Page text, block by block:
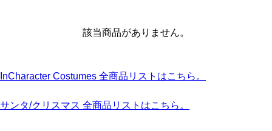
該当商品がありません。
InCharacter Costumes 全商品リストはこちら。
サンタ/クリスマス 全商品リストはこちら。